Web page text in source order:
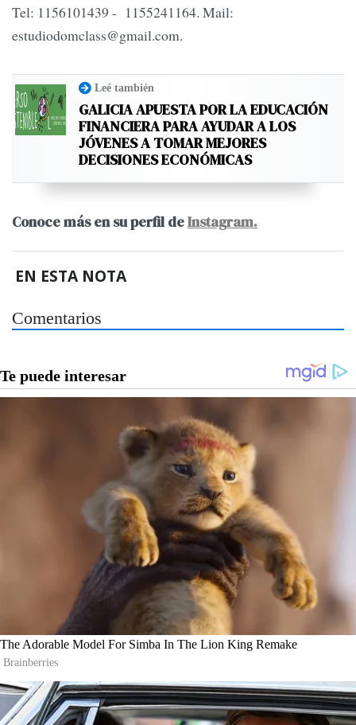
Tel: 1156101439 - 1155241164. Mail:
estudiodomclass@gmail.com.
Leé también
GALICIA APUESTA POR LA EDUCACIÓN
FINANCIERA PARA AYUDAR A LOS
JÓVENES A TOMAR MEJORES
DECISIONES ECONÓMICAS
Conoce más en su perfil deInstagram.
EN ESTA NOTA
Comentarios